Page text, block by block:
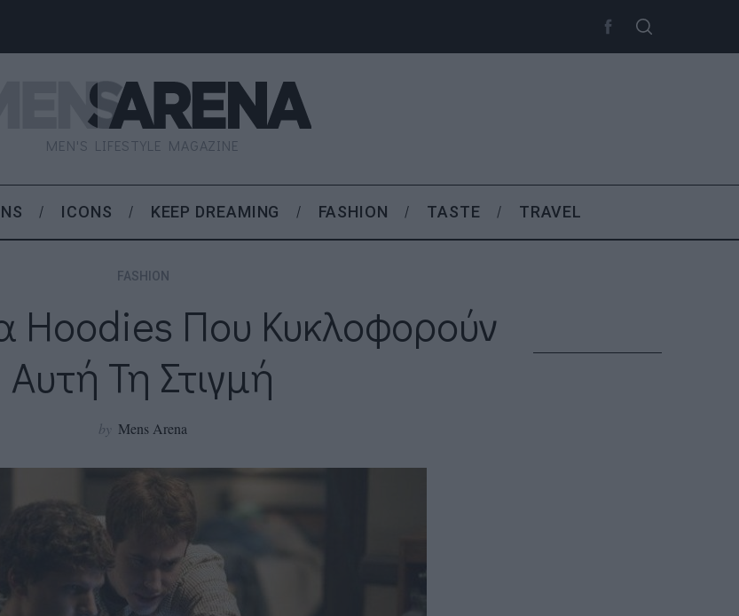
MEN'S LIFESTYLE MAGAZINE
ICONS KEEP DREAMING FASHION TASTE TRAVEL
FASHION
Hoodies Που Κυκλοφορούν
Αυτή Τη Στιγμή
by Mens Arena